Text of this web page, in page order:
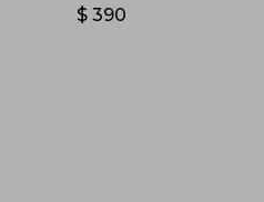
$ 390